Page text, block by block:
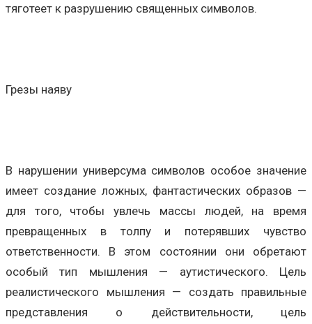
тяготеет к разрушению священных символов.
Грезы наяву
В нарушении универсума символов особое значение
имеет создание ложных, фантастических образов —
для того, чтобы увлечь массы людей, на время
превращенных в толпу и потерявших чувство
ответственности. В этом состоянии они обретают
особый тип мышления — аутистического. Цель
реалистического мышления — создать правильные
представления о действительности, цель